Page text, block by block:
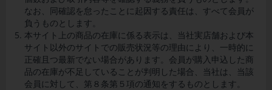
なお、同確認を怠ったことに起因する責任は、すべて会員が
負うものとします。
本サイト上の商品の在庫に係る表示は、当社実店舗および本
サイト以外のサイトでの販売状況等の理由により、一時的に
正確且つ最新でない場合があります。会員が購入申込した商
品の在庫が不足していることが判明した場合、当社は、当該
会員に対して、第８条第５項の通知をするものとします。